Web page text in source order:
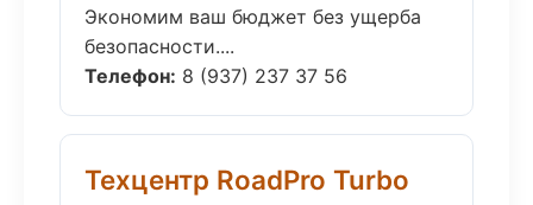
Экономим ваш бюджет без ущерба
безопасности....
Телефон: 8 (937) 237 37 56
Техцентр RoadPro Turbo